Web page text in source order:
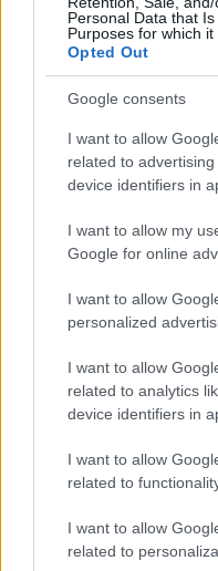
Personal Data that
Purposes for which it
Opted Out
Google consents
I want to allow
related to
device identifiers in
I want to allow my
Google for online
I want to allow
personalized
I want to allow
related to analytics
device identifiers in
I want to allow
related to
I want to allow
related to
Szolnok autó,autóbusz,
Este kigyulladt a
JNSZ megyei hírek este,
, oltás ,tiszafüred ,